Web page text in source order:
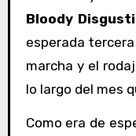
Bloody
esperada
marcha y el
lo largo del mes
Como era de